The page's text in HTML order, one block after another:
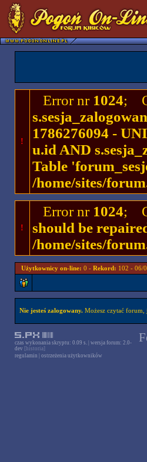
!
Error nr 1024;
1786276094 -
u.id AND
Table
/home/sites/
!
Error nr 1024;
should be
/home/sites/
Użytkownicy on-line: 0 - Rekord: 102 - 06/
Nie jesteś zalogowany.Możesz czytać forum,
czas wykonania skryptu: 0.09 s. | wersja forum: 2.0-
dev [historia]
regulamin
ostrzeżenia użytkowników